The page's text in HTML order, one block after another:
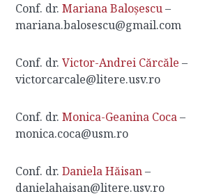
Conf. dr. Mariana Baloșescu –
mariana.balosescu@gmail.com
Conf. dr. Victor-Andrei Cărcăle –
victorcarcale@litere.usv.ro
Conf. dr.Monica-Geanina Coca–
monica.coca@usm.ro
Conf. dr.Daniela Hăisan–
danielahaisan@litere.usv.ro